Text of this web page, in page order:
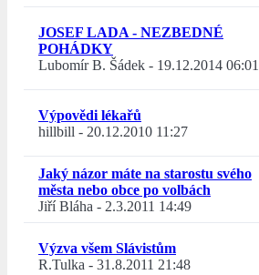
JOSEF LADA - NEZBEDNÉ
POHÁDKY
Lubomír B. Šádek - 19.12.2014 06:01
Výpovědi lékařů
hillbill - 20.12.2010 11:27
Jaký názor máte na starostu svého
města nebo obce po volbách
Jiří Bláha - 2.3.2011 14:49
Výzva všem Slávistům
R.Tulka - 31.8.2011 21:48